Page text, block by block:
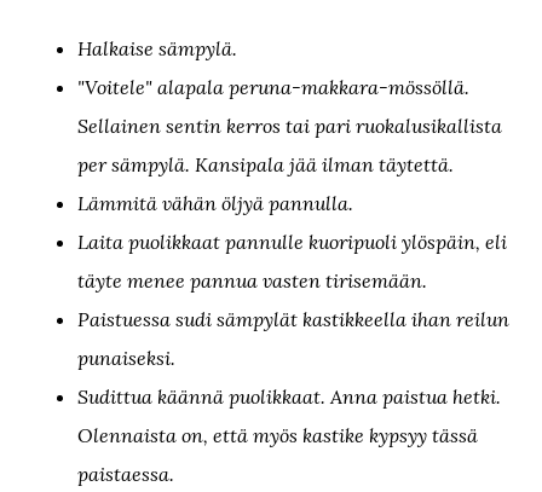
Halkaise sämpylä.
"Voitele" alapala peruna-makkara-mössöllä.
Sellainen sentin kerros tai pari ruokalusikallista
per sämpylä. Kansipala jää ilman täytettä.
Lämmitä vähän öljyä pannulla.
Laita puolikkaat pannulle kuoripuoli ylöspäin, eli
täyte menee pannua vasten tirisemään.
Paistuessa sudi sämpylät kastikkeella ihan reilun
punaiseksi.
Sudittua käännä puolikkaat. Anna paistua hetki.
Olennaista on, että myös kastike kypsyy tässä
paistaessa.